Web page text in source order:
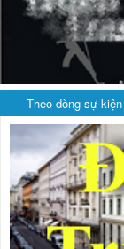
Theo dòng sự kiện